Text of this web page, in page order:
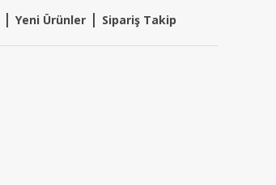
| Yeni Ürünler | Sipariş Takip